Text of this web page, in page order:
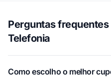
Perguntas
Telefonia
Como escolho o melhor